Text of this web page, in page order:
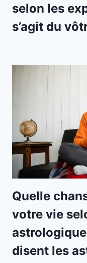
selon les
s’agit du
Quelle
votre vie
disent les